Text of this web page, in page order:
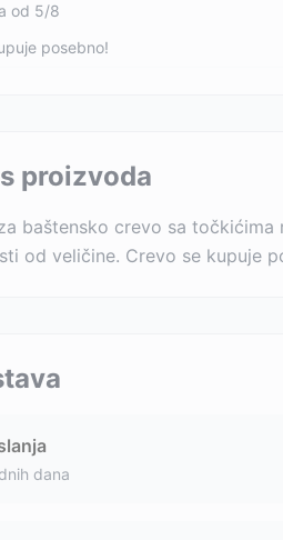
od 5/8
posebno!
proizvoda
baštensko crevo sa
od veličine. Crevo se kupuje
dana